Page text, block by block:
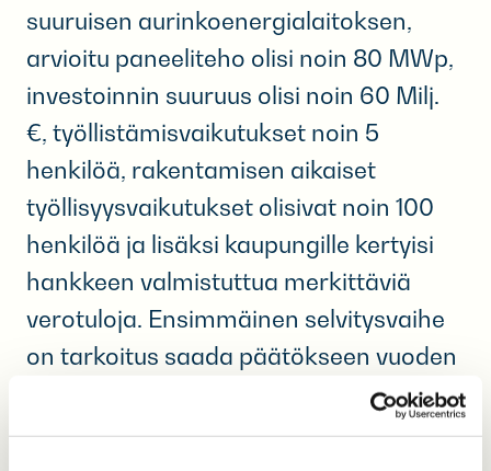
suuruisen aurinkoenergialaitoksen,
arvioitu paneeliteho olisi noin 80 MWp,
investoinnin suuruus olisi noin 60 Milj.
€, työllistämisvaikutukset noin 5
henkilöä, rakentamisen aikaiset
työllisyysvaikutukset olisivat noin 100
henkilöä ja lisäksi kaupungille kertyisi
hankkeen valmistuttua merkittäviä
verotuloja. Ensimmäinen selvitysvaihe
on tarkoitus saada päätökseen vuoden
2023 loppuun mennessä. Tarkempien
suunnitelmien, lupien ja valmistelevien